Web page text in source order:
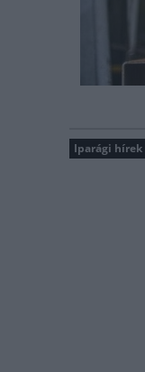
Iparági hírek